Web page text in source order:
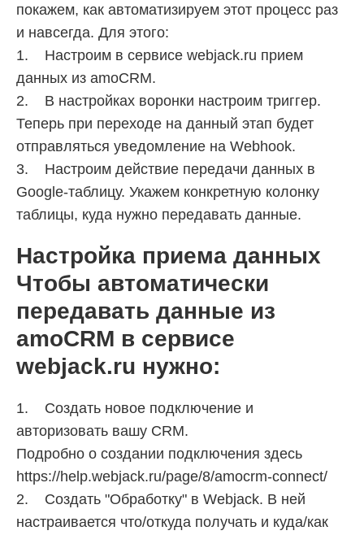
покажем, как автоматизируем этот процесс раз
и навсегда. Для этого:
1. Настроим в сервисе webjack.ru прием
данных из amoCRM.
2. В настройках воронки настроим триггер.
Теперь при переходе на данный этап будет
отправляться уведомление на Webhook.
3. Настроим действие передачи данных в
Google-таблицу. Укажем конкретную колонку
таблицы, куда нужно передавать данные.
Настройка приема данных
Чтобы автоматически
передавать данные из
amoCRM в сервисе
webjack.ru нужно:
1. Создать новое подключение и
авторизовать вашу CRM.
Подробно о создании подключения здесь
https://help.webjack.ru/page/8/amocrm-connect/
2. Создать "Обработку" в Webjack. В ней
настраивается что/откуда получать и куда/как